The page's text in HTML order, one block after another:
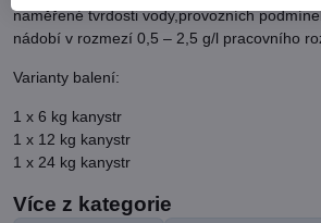
naměřené tvrdosti vody,provozních
nádobí v rozmezí 0,5 – 2,5 g/l pracovního
Varianty balení:
1 x 6 kg kanystr
1 x 12 kg kanystr
1 x 24 kg kanystr
Více z kategorie